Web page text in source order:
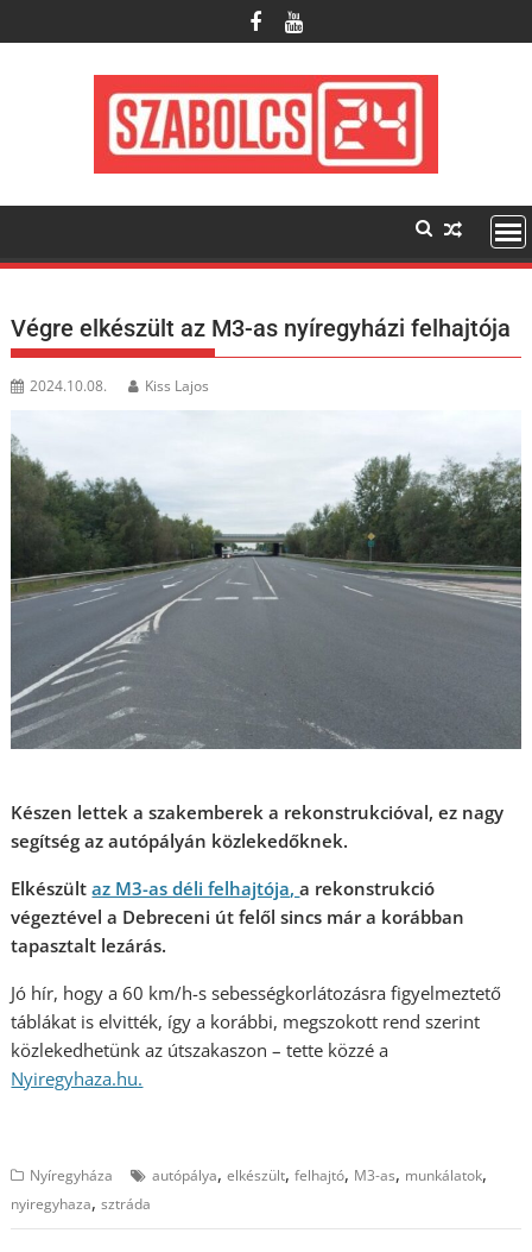
to
Végre elkészült az M3-as nyíregyházi felhajtója
2024.10.08. Kiss Lajos
Készen lettek a szakemberek a rekonstrukcióval, ez nagy
segítség az autópályán közlekedőknek.
Elkészültaz M3-as déli felhajtója,a rekonstrukció
végeztével a Debreceni út felől sincs már a korábban
tapasztalt lezárás.
Jó hír, hogy a 60 km/h-s sebességkorlátozásra figyelmeztető
táblákat is elvitték, így a korábbi, megszokott rend szerint
közlekedhetünk az útszakaszon – tette közzé a
Nyiregyhaza.hu.
Nyíregyháza autópálya,elkészült,felhajtó, M3-as, munkálatok,
nyiregyhaza,sztráda